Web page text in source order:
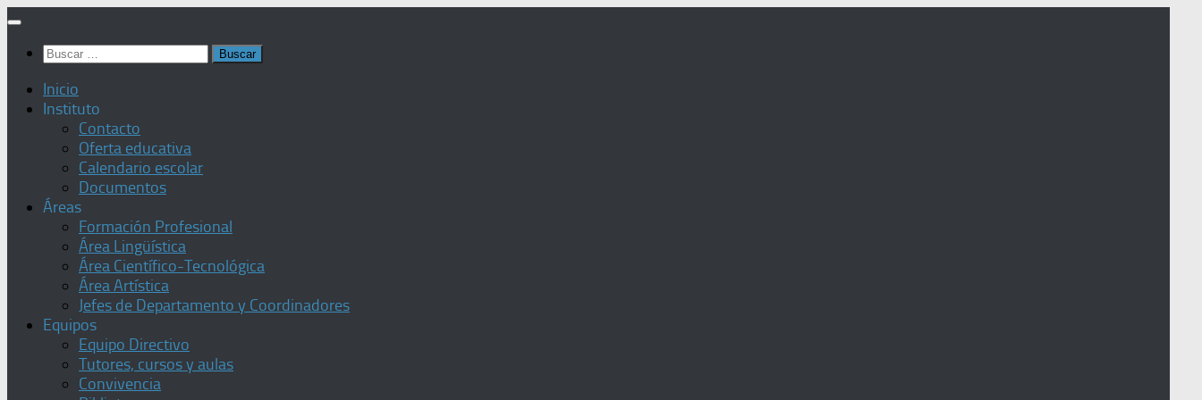
Saltar
contenido
Buscar:
Inicio
Instituto
Contacto
Oferta educativa
Calendario escolar
Documentos
Áreas
Formación Profesional
Área Lingüística
Área Científico-Tecnológica
Área Artística
Jefes de Departamento y Coordinadores
Equipos
Equipo Directivo
Tutores, cursos y aulas
Convivencia